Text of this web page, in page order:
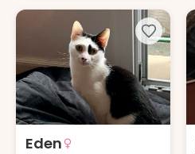
Eden